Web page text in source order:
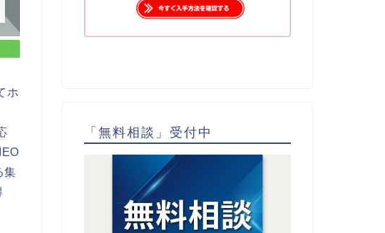
ホ
集
「無料相談」受付中